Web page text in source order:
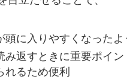
頭に入りやすくなったよ
み返すときに重要ポイン
れるため便利